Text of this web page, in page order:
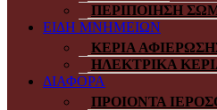
ΠΕΡΙΠΟΙΗΣΗ
ΕΙΔΗ ΜΝΗΜΕΙΩΝ
ΚΕΡΙΑ
ΗΛΕΚΤΡΙΚΑ
ΔΙΑΦΟΡΑ
ΠΡΟΙΟΝΤΑ